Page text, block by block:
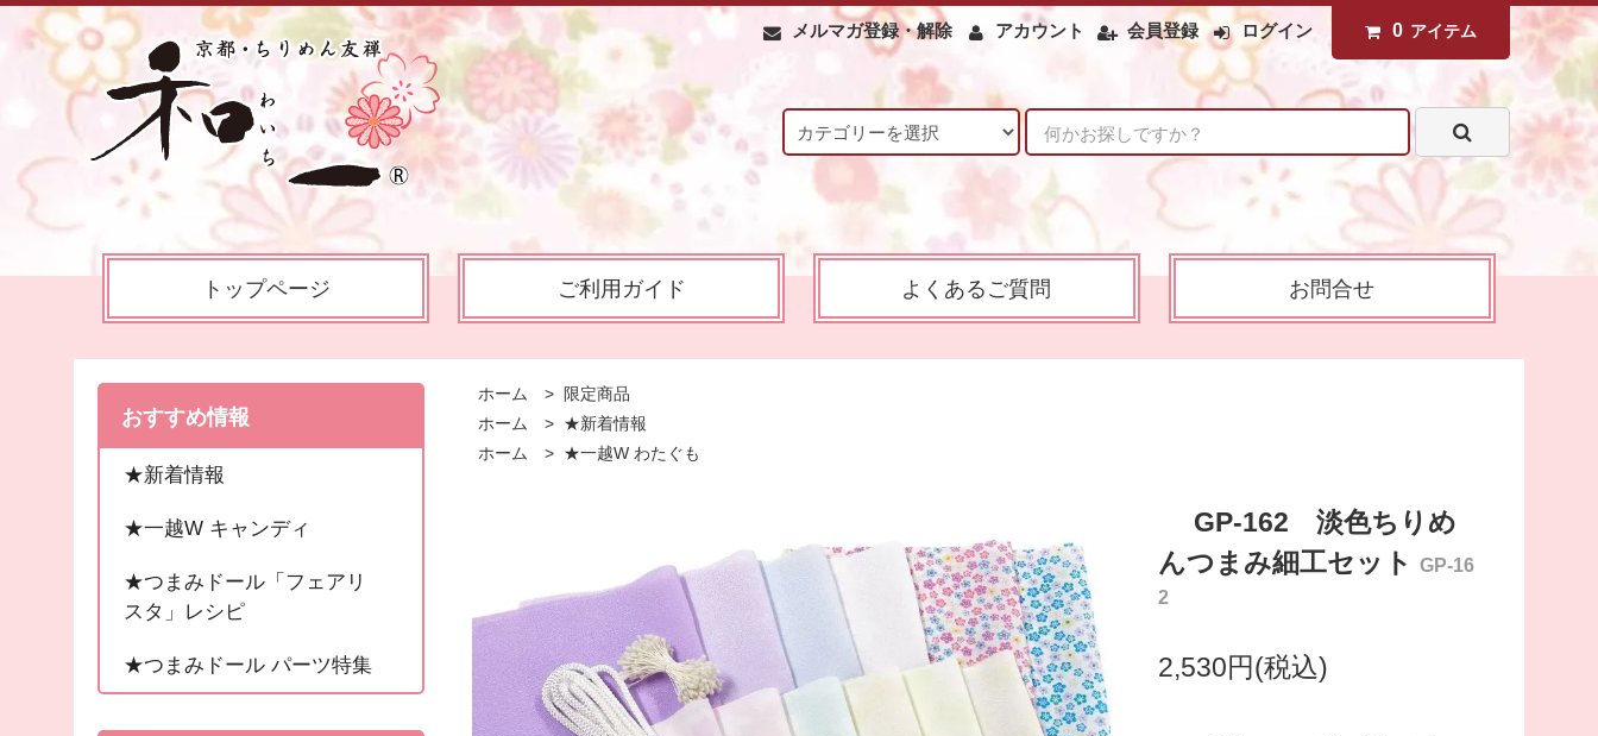
メルマガ登録・解除 アカウント 会員登録 ログイン 0 アイテム
トップページ ご利用ガイド よくあるご質問 お問合せ
ホーム >
限定商品
ホーム
> ★新着情報
ホーム
> ★一越W わたぐも
GP-162 淡色ちりめ
んつまみ細工セット
GP-16
2
2,530円(税込)
おすすめ情報
★新着情報
★一越W キャンディ
★つまみドール「フェアリ
スタ」レシピ
★つまみドール パーツ特集